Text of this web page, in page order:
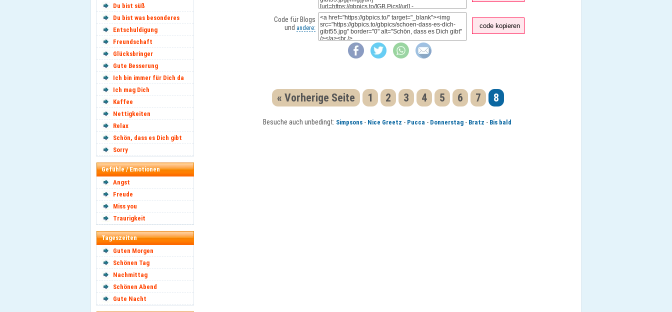
Du bist süß
Du bist was besonderes
Entschuldigung
Freundschaft
Glücksbringer
Gute Besserung
Ich bin immer für Dich da
Ich mag Dich
Kaffee
Nettigkeiten
Relax
Schön, dass es Dich gibt
Sorry
Gefühle / Emotionen
Angst
Freude
Miss you
Traurigkeit
Tageszeiten
Guten Morgen
Schönen Tag
Nachmittag
Schönen Abend
Gute Nacht
Code für Blogs
und andere: code kopieren
« Vorherige Seite 1 2 3 4 5 6 7 8
Besuche auch unbedingt: Simpsons - Nice Greetz - Pucca - Donnerstag - Bratz - Bis bald